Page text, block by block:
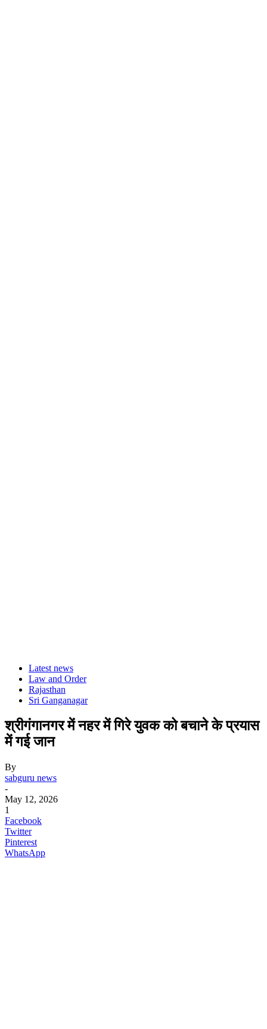
Latest news
Law and Order
Rajasthan
Sri Ganganagar
श्रीगंगानगर में नहर में गिरे युवक को बचाने के प्रयास
में गई जान
By
sabguru news
-
May 12, 2026
1
Facebook
Twitter
Pinterest
WhatsApp